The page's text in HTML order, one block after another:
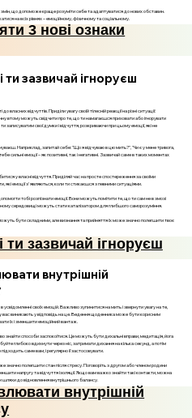
що допоможе краще розуміти себе та адаптуватися до нових обставин.
на всіх рівнях – емоційному, фізичному та соціальному.
3 нові ознаки
ти зазвичай ігноруєш
відчуттів. Приділи увагу своїй тілесній реакції на різні ситуації:
втому можуть свідчити про те, що ти намагаєшся приховати або ігнорувати
свої думки і відчуття, розкриваючи при цьому емоції, які не
Наприклад, запитай себе: "Що я відчуваю в цю мить?", "Чи є у мене тривога,
сильні емоції – як позитивні, так і негативні. Зазвичай саме в таких моментах
у власні відчуття. Приділяй час на просте спостереження за своїми
які емоції з'являються, коли ти стикаєшся з певними ситуаціями.
тобі розпізнати емоції. Вони можуть помітити те, що ти сам не в змозі
середовищі можуть стати каталізатором для глибшого саморозуміння.
бути складними, але визнання та прийняття їх може значно полегшити твоє
ти зазвичай ігноруєш
внутрішній
своїх емоцій. Важливо зупинитися на мить і звернути увагу на те,
вас виникають у відповідь на це. Ведення щоденника може бути корисним
їх і зменшити емоційний вантаж.
знайти способи заспокоїтися. Це можуть бути дихальні вправи, медитація, йога
глибоко вдихнути через ніс, затримати дихання на кілька секунд, а потім
саме вам, і регулярно її застосовувати.
полегшити стан після стресу. Поговоріть з другом або членом родини
напругу та відчуття ізоляції. Якщо вам важко знайти такі контакти, можна
шляхи до відновлення внутрішнього балансу.
внутрішній